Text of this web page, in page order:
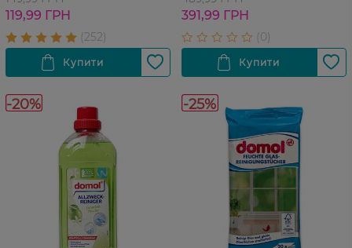
119,99 ГРН 391,99 ГРН
-20% -25%